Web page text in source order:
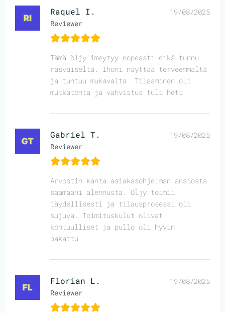
Raquel I.
Reviewer
19/08/2025
Tämä öljy imeytyy nopeasti eikä tunnu
rasvaiselta. Ihoni näyttää terveemmältä
ja tuntuu mukavalta. Tilaaminen oli
mutkatonta ja vahvistus tuli heti.
Gabriel T.
Reviewer
19/08/2025
Arvostin kanta-asiakasohjelman ansiosta
saamaani alennusta. Öljy toimii
täydellisesti ja tilausprosessi oli
sujuva. Toimituskulut olivat
kohtuulliset ja pullo oli hyvin
pakattu.
Florian L.
Reviewer
19/08/2025